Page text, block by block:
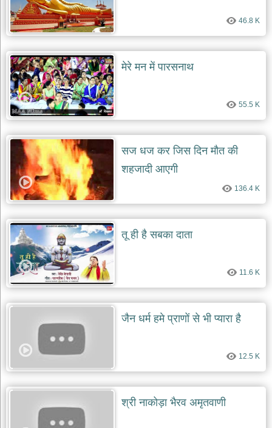
दयाल
भजन
bawa
lal
bhajans
शनि
देव
भजन
shani
dev
आज
का
भजन
bhajan
of
the
day
भजन
जोड़ें
add
bhajans
46.8 K
मेरे मन में पारसनाथ
55.5 K
सज धज कर जिस दिन मौत की
शहजादी आएगी
136.4 K
तू ही है सबका दाता
11.6 K
जैन धर्म हमे प्राणों से भी प्यारा है
12.5 K
श्री नाकोड़ा भैरव अमृतवाणी